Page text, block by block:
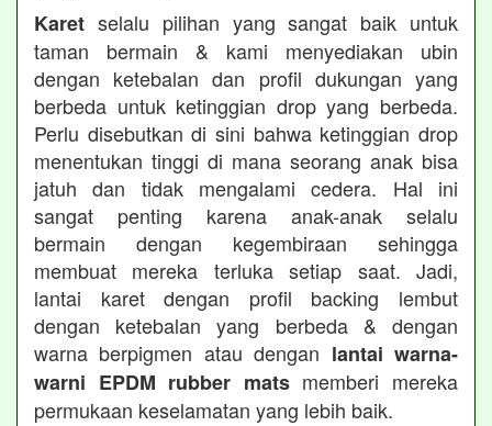
Karet selalu pilihan yang sangat baik untuk
taman bermain & kami menyediakan ubin
dengan ketebalan dan profil dukungan yang
berbeda untuk ketinggian drop yang berbeda.
Perlu disebutkan di sini bahwa ketinggian drop
menentukan tinggi di mana seorang anak bisa
jatuh dan tidak mengalami cedera. Hal ini
sangat penting karena anak-anak selalu
bermain dengan kegembiraan sehingga
membuat mereka terluka setiap saat. Jadi,
lantai karet dengan profil backing lembut
dengan ketebalan yang berbeda & dengan
warna berpigmen atau dengan lantai warna-
warni EPDM rubber matsmemberi mereka
permukaan keselamatan yang lebih baik.